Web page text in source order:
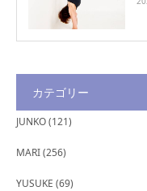
カテゴリー
JUNKO(121)
MARI(256)
YUSUKE (69)